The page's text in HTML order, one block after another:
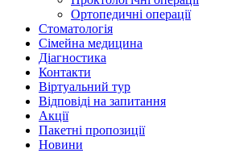
Ортопедичні операції
Стоматологія
Сімейна медицина
Діагностика
Контакти
Віртуальний тур
Відповіді на запитання
Акції
Пакетні пропозиції
Новини